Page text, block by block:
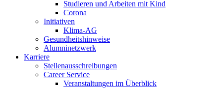
Studieren und Arbeiten mit Kind
Corona
Initiativen
Klima-AG
Gesundheitshinweise
Alumninetzwerk
Karriere
Stellenausschreibungen
Career Service
Veranstaltungen im Überblick